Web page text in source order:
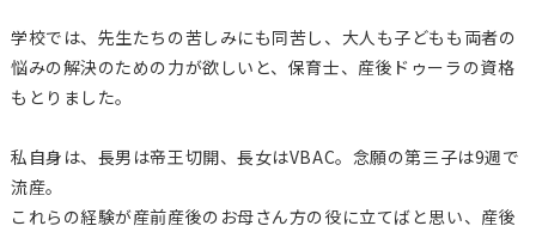
学校では、先生たちの苦しみにも同苦し、大人も子どもも両者の
悩みの解決のための力が欲しいと、保育士、産後ドゥーラの資格
もとりました。
私自身は、長男は帝王切開、長女はVBAC。念願の第三子は9週で
流産。
これらの経験が産前産後のお母さん方の役に立てばと思い、産後